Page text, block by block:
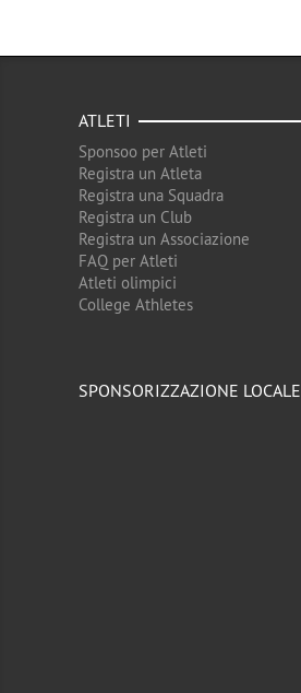
ATLETI
Sponsoo per Atleti
Registra un Atleta
Registra una Squadra
Registra un Club
Registra un Associazione
FAQ per Atleti
Atleti olimpici
College Athletes
SPONSORIZZAZIONE LOCALE